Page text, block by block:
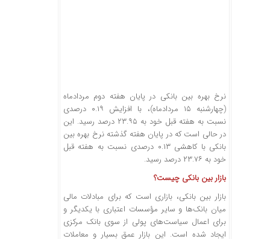
نرخ بهره بین بانکی در پایان هفته دوم مردادماه
(چهارشنبه ۱۵ مردادماه)، با افزایش ۰.۱۹ درصدی
نسبت به هفته قبل خود به ۲۳.۹۵ درصد رسید. این
در حالی است که در پایان هفته گذشته نرخ بهره بین
بانکی با کاهشی ۰.۱۳ درصدی نسبت به هفته‌ قبل
خود به ۲۳.۷۶ درصد رسید.
بازار بین بانکی چیست؟
بازار بین بانکی، بازاری است که برای مبادلات مالی
میان بانک‌ها و سایر مؤسسات اعتباری با یکدیگر و
برای اعمال سیاست‌های پولی از سوی بانک مرکزی
ایجاد شده است. این بازار عمق بسیار و معاملات